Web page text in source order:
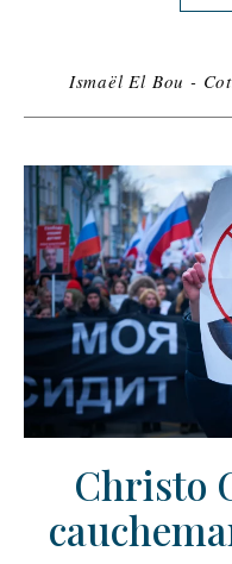
Ismaël El Bou -
Christo